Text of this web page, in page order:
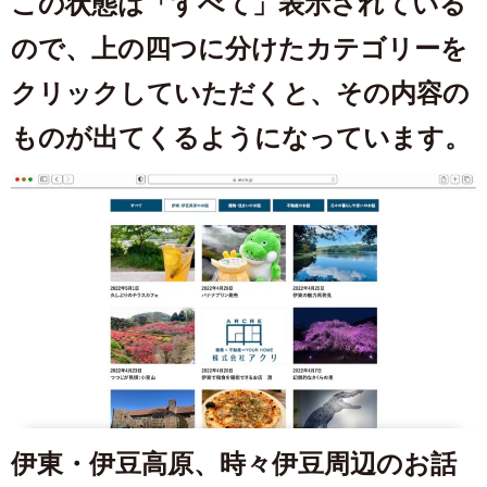
ので、上の四つに分けたカテゴリーを
クリックしていただくと、その内容の
ものが出てくるようになっています。
伊東・伊豆高原、時々伊豆周辺のお話